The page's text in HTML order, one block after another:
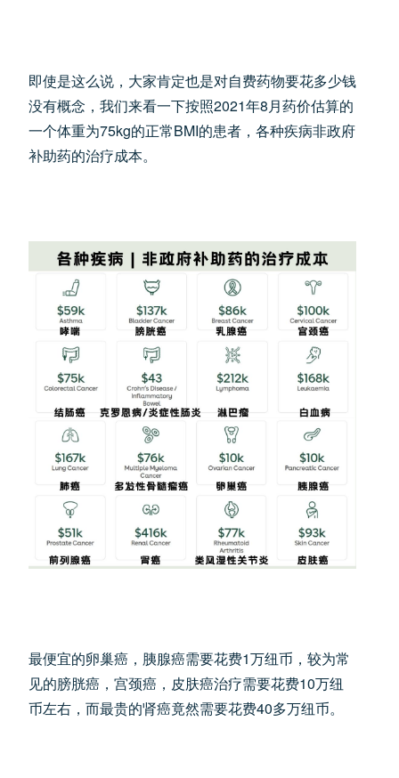
即使是这么说，大家肯定也是对自费药物要花多少钱
没有概念，我们来看一下按照2021年8月药价估算的
一个体重为75kg的正常BMI的患者，各种疾病非政府
补助药的治疗成本。
最便宜的卵巢癌，胰腺癌需要花费1万纽币，较为常
见的膀胱癌，宫颈癌，皮肤癌治疗需要花费10万纽
币左右，而最贵的肾癌竟然需要花费40多万纽币。